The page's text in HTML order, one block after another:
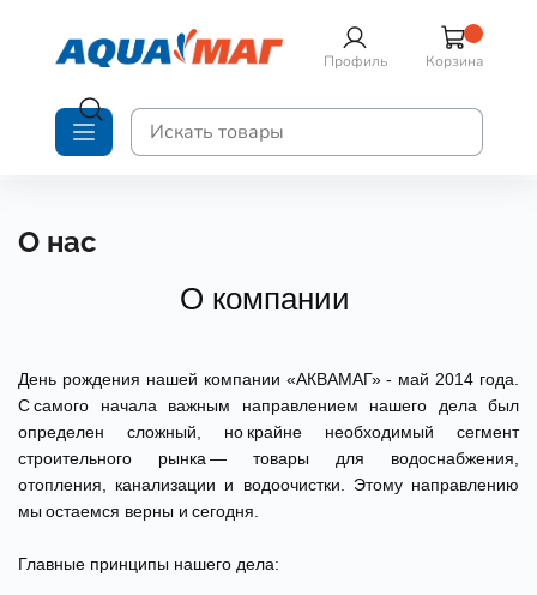
Профиль Корзина
О нас
О компании
День рождения нашей компании «АКВАМАГ» - май 2014 года.
С самого начала важным направлением нашего дела был
определен сложный, но крайне необходимый сегмент
строительного рынка — товары для водоснабжения,
отопления, канализации и водоочистки. Этому направлению
мы остаемся верны и сегодня.
Главные принципы нашего дела: